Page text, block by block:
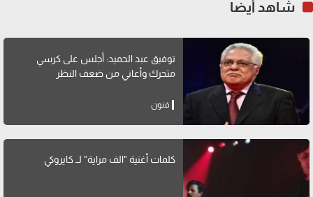
شاهد أيضاً
توفيق عبد الحميد: أجلس على كرسي
متحرك وأعاني من ضعف النظر
فنون
كلمات أغنية "الف مراية" لــ كايروكي